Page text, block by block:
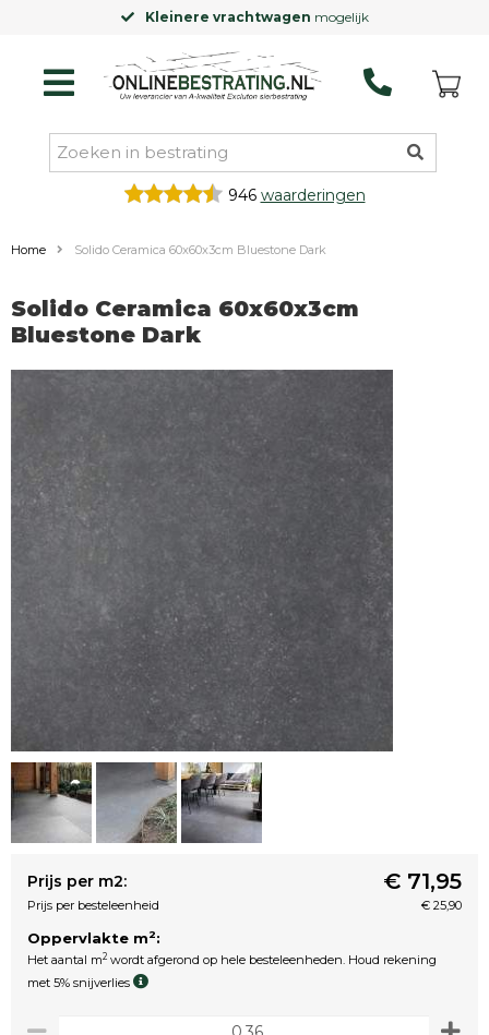
Kleinere vrachtwagen mogelijk
946 waarderingen
Home Solido Ceramica 60x60x3cm Bluestone Dark
Solido Ceramica 60x60x3cm
Bluestone Dark
Prijs per m2: € 71,95
Prijs per besteleenheid € 25,90
Oppervlakte m2:
Het aantal m2 wordt afgerond op hele besteleenheden. Houd rekening
met 5% snijverlies